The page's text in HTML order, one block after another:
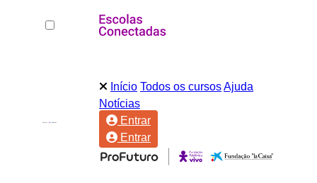
Início Todos os cursosAjuda
Notícias
Entrar
Entrar